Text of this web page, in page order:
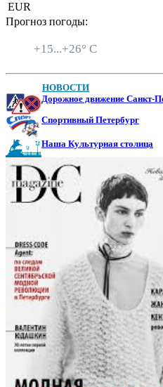
EUR
Прогноз погоды:
+15...+26° C
НОВОСТИ
Дорожное движение Санкт-
Спортивный Петербург
Наша Культурная столица